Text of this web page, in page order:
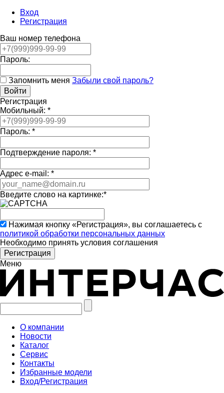
Вход
Регистрация
Ваш номер телефона
Пароль:
Запомнить меня Забыли свой пароль?
Регистрация
Мобильный: *
Пароль: *
Подтверждение пароля: *
Адрес e-mail: *
Введите слово на картинке:*
Нажимая кнопку «Регистрация», вы соглашаетесь с
политикой обработки персональных данных
Необходимо принять условия соглашения
Меню
О компании
Новости
Каталог
Сервис
Контакты
Избранные модели
Вход/Регистрация